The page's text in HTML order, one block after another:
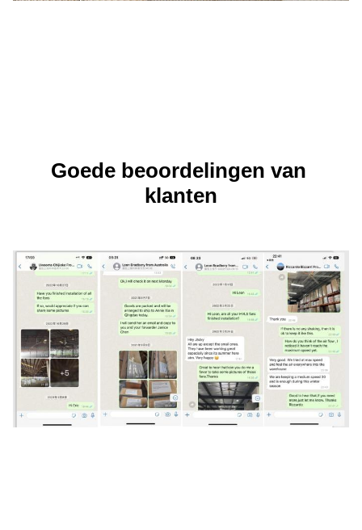
Goede beoordelingen van
klanten